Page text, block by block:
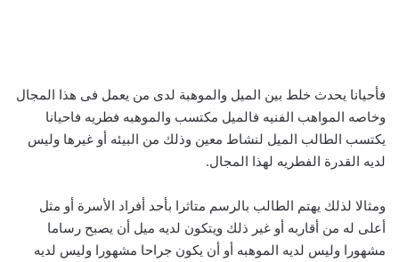
فأحيانا يحدث خلط بين الميل والموهبة لدى من يعمل فى هذا المجال
وخاصه المواهب الفنيه فالميل مكتسب والموهبه فطريه فاحيانا
يكتسب الطالب الميل لنشاط معين وذلك من البيئه أو غيرها وليس
لديه القدرة الفطريه لهذا المجال.
ومثالا لذلك يهتم الطالب بالرسم متاثرا بأحد أفراد الأسرة أو مثل
أعلى له من أقاربه أو غير ذلك ويتكون لديه ميل أن يصبح رساما
مشهورا وليس لديه الموهبه أو أن يكون جراحا مشهورا وليس لديه